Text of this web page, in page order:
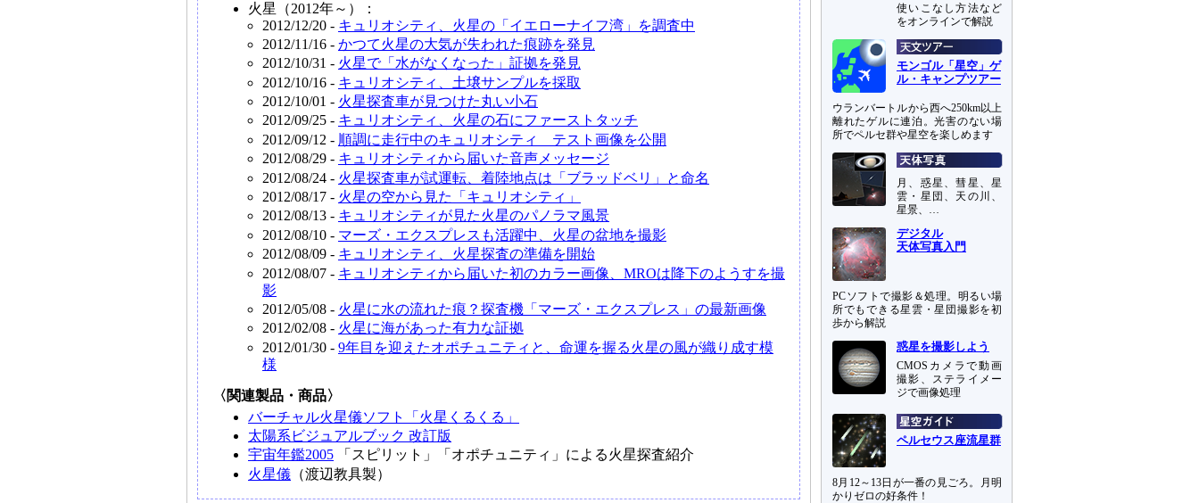
火星（2012年～）：
2012/12/20 - キュリオシティ、火星の「イエローナイフ湾」を調査中
2012/11/16 - かつて火星の大気が失われた痕跡を発見
2012/10/31 - 火星で「水がなくなった」証拠を発見
2012/10/16 - キュリオシティ、土壌サンプルを採取
2012/10/01 - 火星探査車が見つけた丸い小石
2012/09/25 - キュリオシティ、火星の石にファーストタッチ
2012/09/12 - 順調に走行中のキュリオシティ テスト画像を公開
2012/08/29 - キュリオシティから届いた音声メッセージ
2012/08/24 - 火星探査車が試運転、着陸地点は「ブラッドベリ」と命名
2012/08/17 - 火星の空から見た「キュリオシティ」
2012/08/13 - キュリオシティが見た火星のパノラマ風景
2012/08/10 - マーズ・エクスプレスも活躍中、火星の盆地を撮影
2012/08/09 - キュリオシティ、火星探査の準備を開始
2012/08/07 - キュリオシティから届いた初のカラー画像、MROは降下のようすを撮
影
2012/05/08 - 火星に水の流れた痕？探査機「マーズ・エクスプレス」の最新画像
2012/02/08 - 火星に海があった有力な証拠
2012/01/30 - 9年目を迎えたオポチュニティと、命運を握る火星の風が織り成す模
様
〈関連製品・商品〉
バーチャル火星儀ソフト「火星くるくる」
太陽系ビジュアルブック 改訂版
宇宙年鑑2005 「スピリット」「オポチュニティ」による火星探査紹介
火星儀 （渡辺教具製）
使いこなし方法など
をオンラインで解説
モンゴル「星空」ゲ
ル・キャンプツアー
ウランバートルから西へ250km以上
離れたゲルに連泊。光害のない場
所でペルセ群や星空を楽しめます
月、惑星、彗星、星
雲・星団、天の川、
星景、…
デジタル
天体写真入門
PCソフトで撮影＆処理。明るい場
所でもできる星雲・星団撮影を初
歩から解説
惑星を撮影しよう
CMOSカメラで動画
撮影、ステライメー
ジで画像処理
ペルセウス座流星群
8月12～13日が一番の見ごろ。月明
かりゼロの好条件！